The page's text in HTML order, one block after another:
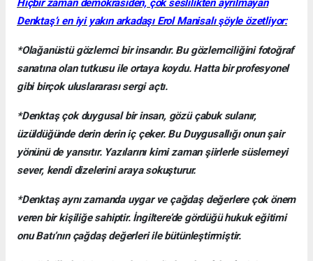
Hiçbir zaman demokrasiden, çok seslilikten ayrılmayan
Denktaş’ı en iyi yakın arkadaşı Erol Manisalı şöyle özetliyor:
*Olağanüstü gözlemci bir insandır. Bu gözlemciliğini fotoğraf
sanatına olan tutkusu ile ortaya koydu. Hatta bir profesyonel
gibi birçok uluslararası sergi açtı.
*Denktaş çok duygusal bir insan, gözü çabuk sulanır,
üzüldüğünde derin derin iç çeker. Bu Duygusallığı onun şair
yönünü de yansıtır. Yazılarını kimi zaman şiirlerle süslemeyi
sever, kendi dizelerini araya sokuşturur.
*Denktaş aynı zamanda uygar ve çağdaş değerlere çok önem
veren bir kişiliğe sahiptir. İngiltere’de gördüğü hukuk eğitimi
onu Batı’nın çağdaş değerleri ile bütünleştirmiştir.